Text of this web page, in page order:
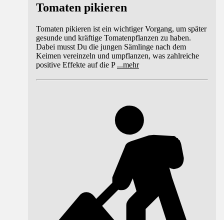
Tomaten pikieren
Tomaten pikieren ist ein wichtiger Vorgang, um später
gesunde und kräftige Tomatenpflanzen zu haben.
Dabei musst Du die jungen Sämlinge nach dem
Keimen vereinzeln und umpflanzen, was zahlreiche
positive Effekte auf die P ...mehr